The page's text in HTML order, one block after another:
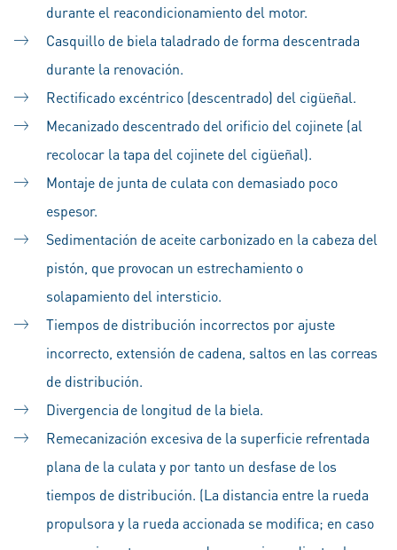
durante el reacondicionamiento del motor.
Casquillo de biela taladrado de forma descentrada
durante la renovación.
Rectificado excéntrico (descentrado) del cigüeñal.
Mecanizado descentrado del orificio del cojinete (al
recolocar la tapa del cojinete del cigüeñal).
Montaje de junta de culata con demasiado poco
espesor.
Sedimentación de aceite carbonizado en la cabeza del
pistón, que provocan un estrechamiento o
solapamiento del intersticio.
Tiempos de distribución incorrectos por ajuste
incorrecto, extensión de cadena, saltos en las correas
de distribución.
Divergencia de longitud de la biela.
Remecanización excesiva de la superficie refrentada
plana de la culata y por tanto un desfase de los
tiempos de distribución. (La distancia entre la rueda
propulsora y la rueda accionada se modifica; en caso